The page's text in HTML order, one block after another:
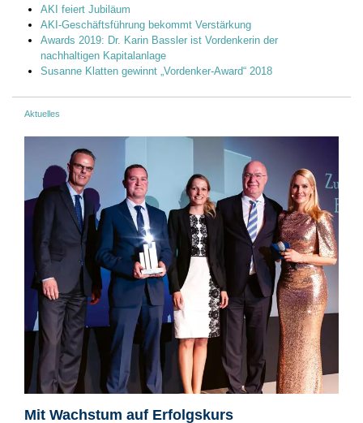
AKI feiert Jubiläum
AKI-Geschäftsführung bekommt Verstärkung
Awards 2019: Dr. Karin Bassler ist Vordenkerin der
nachhaltigen Kapitalanlage
Susanne Klatten gewinnt „Vordenker-Award“ 2018
Aktuelles
Mit Wachstum auf Erfolgskurs